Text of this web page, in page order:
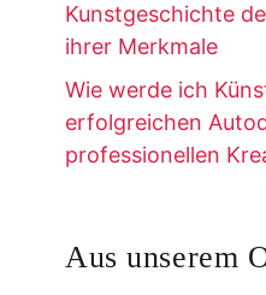
Kunstgeschichte
ihrer Merkmale
Wie werde ich
erfolgreichen
professionellen
Aus unserem